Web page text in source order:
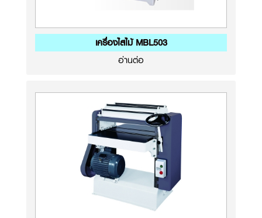
เครื่องไสไม้ MBL503
อ่านต่อ